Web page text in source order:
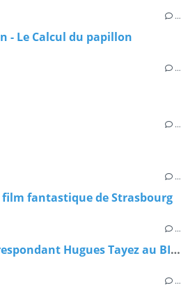
…
- Le Calcul du papillon
…
…
…
fantastique de Strasbourg
…
Abigail. De notre correspondant Hugues Tayez au BIFFF 2024
…